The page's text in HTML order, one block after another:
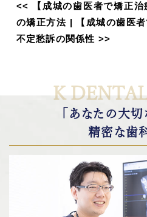
<< 【成城の歯医者で矯正
の矯正方法
【成城の歯医
不定愁訴の関係性 >>
K
「あなたの大切
精密な歯